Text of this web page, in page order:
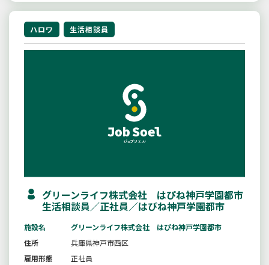
ハロワ 生活相談員
グリーンライフ株式会社 はぴね神戸学園都市
生活相談員／正社員／はぴね神戸学園都市
施設名
グリーンライフ株式会社 はぴね神戸学園都市
住所
兵庫県神戸市西区
雇用形態
正社員